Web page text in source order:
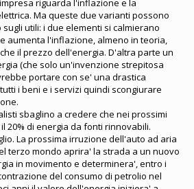
Ma queste due varianti possono
utili: i due elementi si calmierano
aumenta l'inflazione, almeno in teoria,
il prezzo dell'energia. D'altra parte un
(che solo un'invenzione strepitosa
portare con se' una drastica
i beni e i servizi quindi scongiurare
sbaglino a credere che nei prossimi
20% di energia da fonti rinnovabili.
La prossima irruzione dell'auto ad aria
terzo mondo aprira' la strada a un nuovo
in movimento e determinera', entro i
del consumo di petrolio nel